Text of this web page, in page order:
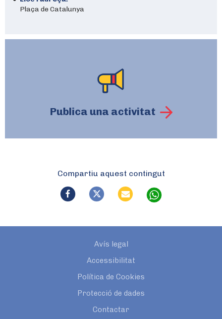
Plaça de Catalunya
Publica una activitat
Compartiu aquest contingut
Avís legal
Accessibilitat
Política de Cookies
Protecció de dades
Contactar